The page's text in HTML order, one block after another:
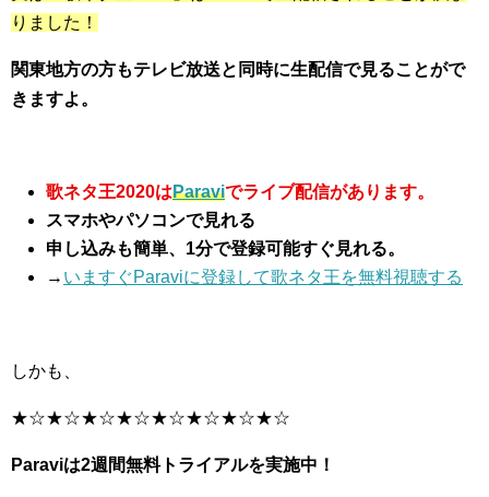
りました！
関東地方の方もテレビ放送と同時に生配信で見ることがで
きますよ。
歌ネタ王2020はParaviでライブ配信があります。
スマホやパソコンで見れる
申し込みも簡単、1分で登録可能すぐ見れる。
→ いますぐParaviに登録して歌ネタ王を無料視聴する
しかも、
★☆★☆★☆★☆★☆★☆★☆★☆
Paraviは2週間無料トライアルを実施中！